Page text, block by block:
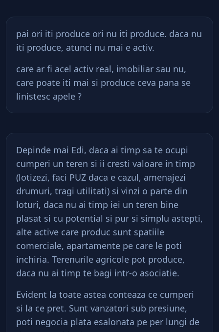
pai ori iti produce ori nu iti produce. daca nu
iti produce, atunci nu mai e activ.
care ar fi acel activ real, imobiliar sau nu,
care poate iti mai si produce ceva pana se
linistesc apele ?
Depinde mai Edi, daca ai timp sa te ocupi
cumperi un teren si ii cresti valoare in timp
(lotizezi, faci PUZ daca e cazul, amenajezi
drumuri, tragi utilitati) si vinzi o parte din
loturi, daca nu ai timp iei un teren bine
plasat si cu potential si pur si simplu astepti,
alte active care produc sunt spatiile
comerciale, apartamente pe care le poti
inchiria. Terenurile agricole pot produce,
daca nu ai timp te bagi intr-o asociatie.
Evident la toate astea conteaza ce cumperi
si la ce pret. Sunt vanzatori sub presiune,
poti negocia plata esalonata pe per lungi de